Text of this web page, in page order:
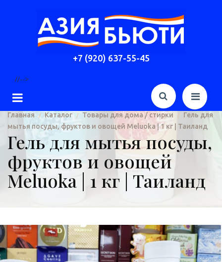
+7 (920) 637-55-45
//-->
Главная / Каталог / Товары для дома / стирки /
Гель для
мытья посуды, фруктов и овощей Meluoka | 1 кг | Таиланд
Гель для мытья посуды,
фруктов и овощей
Meluoka | 1 кг | Таиланд